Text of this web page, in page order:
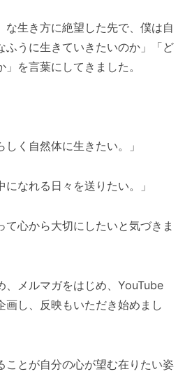
な生き方に絶望した先で、僕は自
ふうに生きていきたいのか」「ど
を言葉にしてきました。
しく自然体に生きたい。」
になれる日々を送りたい。」
て心から大切にしたいと気づきま
、メルマガをはじめ、YouTube
画し、反映もいただき始めまし
ことが自分の心が望む在りたい姿